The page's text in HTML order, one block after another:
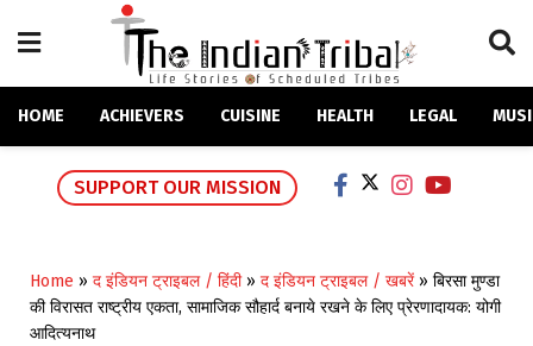
HOME ACHIEVERS CUISINE HEALTH LEGAL
SUPPORT OUR MISSION
Home » द इंडियन ट्राइबल / हिंदी» द इंडियन ट्राइबल / खबरें» बिरसा मुण्डा
की विरासत राष्ट्रीय एकता, सामाजिक सौहार्द बनाये रखने के लिए प्रेरणादायक: योगी
आदित्यनाथ